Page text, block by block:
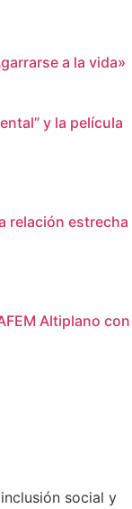
a la vida»
y la película
relación estrecha
Altiplano con
social y